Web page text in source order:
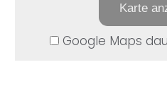
Karte
Google Maps